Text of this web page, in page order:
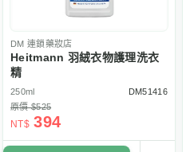
DM 連鎖藥妝店
Heitmann 羽絨衣物護理洗衣
精
250ml
DM51416
原價 $525
NT$ 394